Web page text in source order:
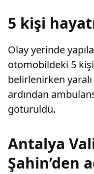
5 kişi
Olay yerinde
otomobildeki 5
belirlenirken
ardından
götürüldü.
Antalya
Şahin’den